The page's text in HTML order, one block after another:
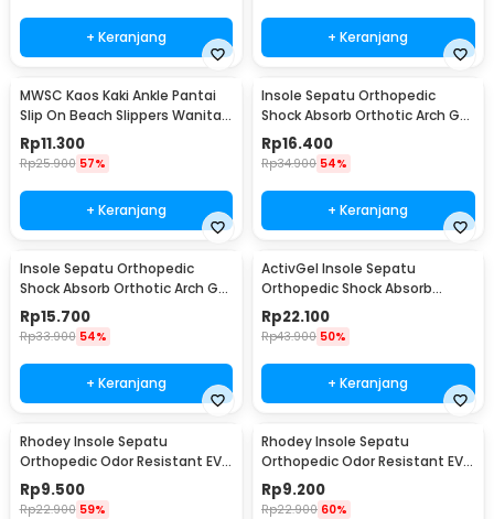
+ Keranjang + Keranjang
MWSC Kaos Kaki Ankle Pantai
Slip On Beach Slippers Wanita
M - XH802
Rp11.300
Rp25.900 57%
+ Keranjang
Insole Sepatu Orthopedic
Shock Absorb Orthotic Arch Gel
Foam S - ZYD17
Rp16.400
Rp34.900 54%
+ Keranjang
Insole Sepatu Orthopedic
Shock Absorb Orthotic Arch Gel
Foam L - ZYD17
Rp15.700
Rp33.900 54%
+ Keranjang
ActivGel Insole Sepatu
Orthopedic Shock Absorb
Silicone Gel S
Rp22.100
Rp43.900 50%
+ Keranjang
Rhodey Insole Sepatu
Orthopedic Odor Resistant EVA
Foam 37 - Y3Y27
Rp9.500
Rp22.900 59%
Rhodey Insole Sepatu
Orthopedic Odor Resistant EVA
Foam 38 - Y3Y27
Rp9.200
Rp22.900 60%